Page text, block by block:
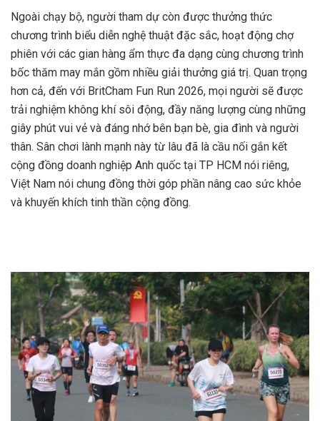
Ngoài chạy bộ, người tham dự còn được thưởng thức
chương trình biểu diễn nghệ thuật đặc sắc, hoạt động chợ
phiên với các gian hàng ẩm thực đa dạng cùng chương trình
bốc thăm may mắn gồm nhiều giải thưởng giá trị. Quan trọng
hơn cả, đến với BritCham Fun Run 2026, mọi người sẽ được
trải nghiệm không khí sôi động, đầy năng lượng cùng những
giây phút vui vẻ và đáng nhớ bên bạn bè, gia đình và người
thân. Sân chơi lành mạnh này từ lâu đã là cầu nối gắn kết
cộng đồng doanh nghiệp Anh quốc tại TP HCM nói riêng,
Việt Nam nói chung đồng thời góp phần nâng cao sức khỏe
và khuyến khích tinh thần cộng đồng.